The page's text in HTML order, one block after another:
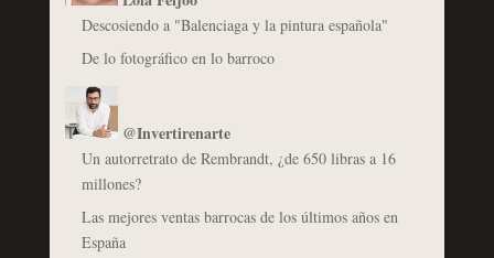
Descosiendo a "Balenciaga y la pintura española"
De lo fotográfico en lo barroco
@Invertirenarte
Un autorretrato de Rembrandt, ¿de 650 libras a 16
millones?
Las mejores ventas barrocas de los últimos años en
España